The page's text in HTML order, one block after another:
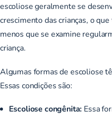
escoliose geralmente se
crescimento das crianças, o
menos que se examine
criança.
Algumas formas de escoliose
Essas condições são:
Escoliose congênita: Essa